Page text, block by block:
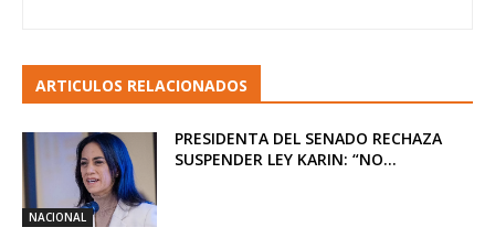
ARTICULOS RELACIONADOS
NACIONAL
PRESIDENTA DEL SENADO RECHAZA
SUSPENDER LEY KARIN: “NO...